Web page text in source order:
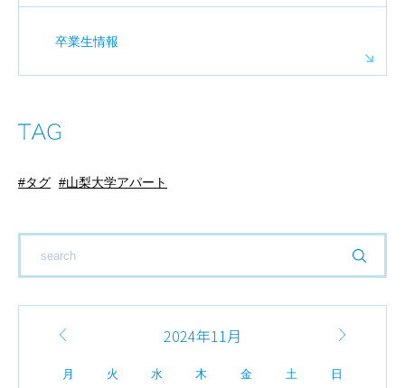
卒業生情報
タグ 山梨大学アパート
2024年11月
月 火 水 木 金 土 日